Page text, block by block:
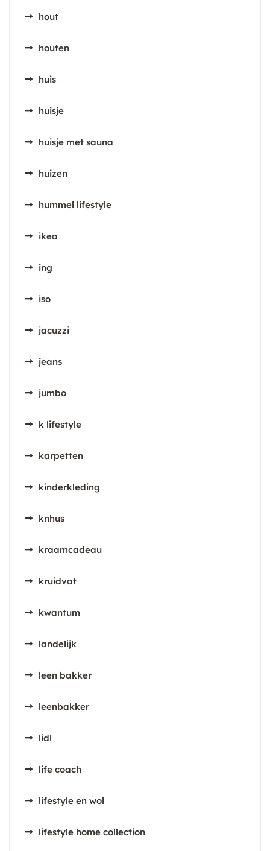
hout
houten
huis
huisje
huisje met sauna
huizen
hummel lifestyle
ikea
ing
iso
jacuzzi
jeans
jumbo
k lifestyle
karpetten
kinderkleding
knhus
kraamcadeau
kruidvat
kwantum
landelijk
leen bakker
leenbakker
lidl
life coach
lifestyle en wol
lifestyle home collection